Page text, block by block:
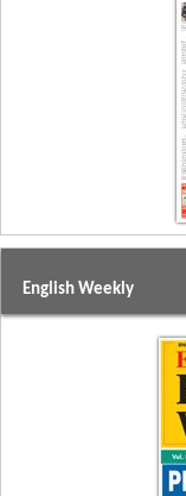
English Weekly